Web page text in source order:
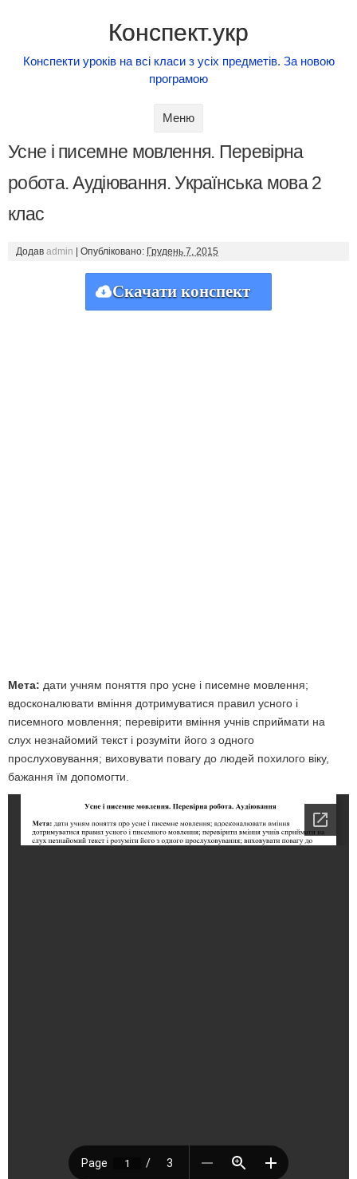
Конспект.укр
Конспекти уроків на всі класи з усіх предметів. За новою
програмою
Меню
Усне і писемне мовлення. Перевірна
робота. Аудіювання. Українська мова 2
клас
Додав admin Опубліковано: Грудень 7, 2015
Скачати конспект
Мета: дати учням поняття про усне і писемне мовлення;
вдосконалювати вміння дотримуватися правил усного і
писемного мовлення; перевірити вміння учнів сприймати на
слух незнайомий текст і розуміти його з одного
прослуховування; виховувати повагу до людей похилого віку,
бажання їм допомогти.